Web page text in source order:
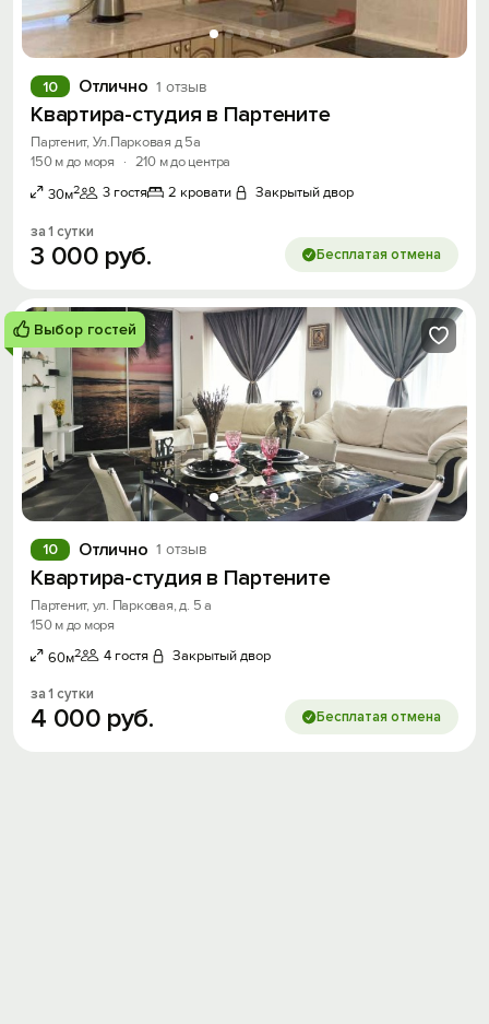
Отлично 1 отзыв
10
Квартира-студия в Партените
Партенит, Ул.Парковая д 5а
150 м до моря
· 210 м до центра
30м2 3 гостя 2 кровати Закрытый двор
за 1 сутки
3 000 руб. Бесплатая отмена
Выбор гостей
Отлично 1 отзыв
10
Квартира-студия в Партените
Партенит, ул. Парковая, д. 5 а
150 м до моря
60м2 4 гостя Закрытый двор
за 1 сутки
4 000 руб. Бесплатая отмена